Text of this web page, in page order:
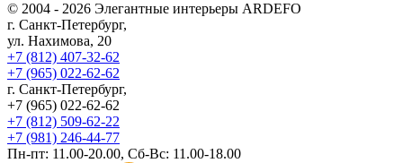
© 2004 - 2026 Элегантные интерьеры ARDEFO
г. Санкт-Петербург,
ул. Нахимова, 20
+7 (812) 407-32-62
+7 (965) 022-62-62
г. Санкт-Петербург,
+7 (965) 022-62-62
+7 (812) 509-62-22
+7 (981) 246-44-77
Пн-пт: 11.00-20.00, Сб-Вс: 11.00-18.00